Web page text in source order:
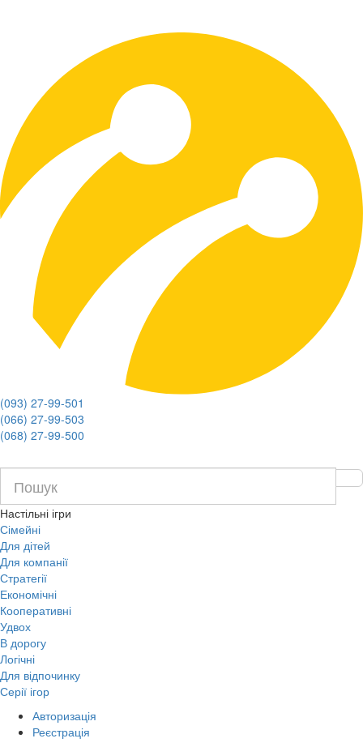
(093) 27-99-501
(066) 27-99-503
(068) 27-99-500
Настільні ігри
Сімейні
Для дітей
Для компанії
Стратегії
Економічні
Кооперативні
Удвох
В дорогу
Логічні
Для відпочинку
Серії ігор
Авторизація
Реєстрація